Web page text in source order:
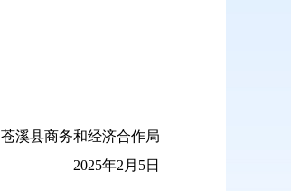
苍溪县商务和经济合作局
2025年2月5日